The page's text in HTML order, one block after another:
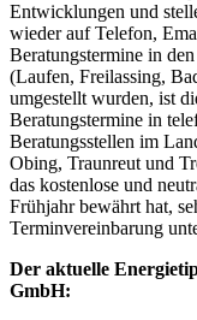
Entwicklungen und
wieder auf Telefon,
Beratungstermine in
(Laufen, Freilassing,
umgestellt wurden, ist
Beratungstermine in
Beratungsstellen im
Obing, Traunreut und
das kostenlose und
Frühjahr bewährt hat,
Terminvereinbarung
Der aktuelle
GmbH: